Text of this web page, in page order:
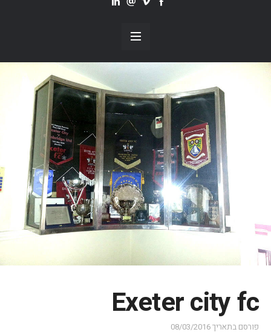
Exeter city fc
פורסם בתאריך08/03/2016